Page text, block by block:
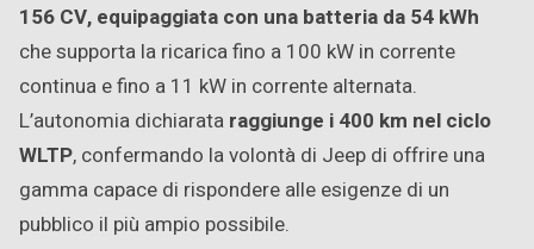
156 CV, equipaggiata con una batteria da 54 kWh
che supporta la ricarica fino a 100 kW in corrente
continua e fino a 11 kW in corrente alternata.
L’autonomia dichiarata raggiunge i 400 km nel ciclo
WLTP, confermando la volontà di Jeep di offrire una
gamma capace di rispondere alle esigenze di un
pubblico il più ampio possibile.